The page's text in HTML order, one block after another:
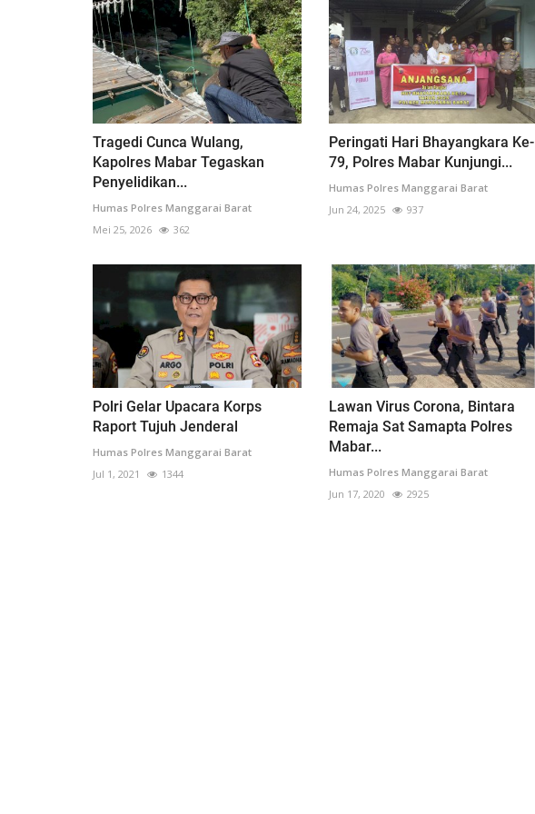
Tragedi Cunca Wulang,
Kapolres Mabar Tegaskan
Penyelidikan...
Humas Polres Manggarai Barat
Mei 25, 2026
362
Peringati Hari Bhayangkara Ke-
79, Polres Mabar Kunjungi...
Humas Polres Manggarai Barat
Jun 24, 2025
937
Polri Gelar Upacara Korps
Raport Tujuh Jenderal
Humas Polres Manggarai Barat
Jul 1, 2021
1344
Lawan Virus Corona, Bintara
Remaja Sat Samapta Polres
Mabar...
Humas Polres Manggarai Barat
Jun 17, 2020
2925